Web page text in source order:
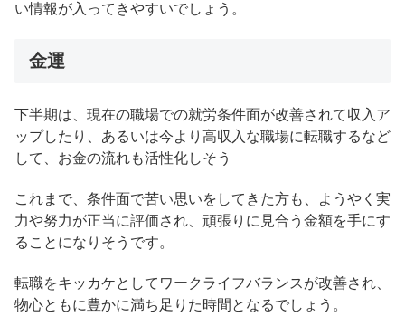
い情報が入ってきやすいでしょう。
金運
下半期は、現在の職場での就労条件面が改善されて収入ア
ップしたり、あるいは今より高収入な職場に転職するなど
して、お金の流れも活性化しそう
これまで、条件面で苦い思いをしてきた方も、ようやく実
力や努力が正当に評価され、頑張りに見合う金額を手にす
ることになりそうです。
転職をキッカケとしてワークライフバランスが改善され、
物心ともに豊かに満ち足りた時間となるでしょう。